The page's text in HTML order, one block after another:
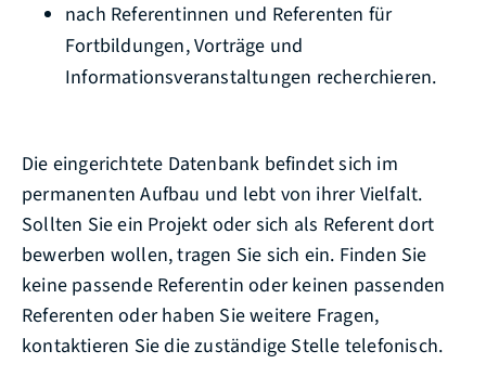
nach Referentinnen und Referenten für
Fortbildungen, Vorträge und
Informationsveranstaltungen recherchieren.
Die eingerichtete Datenbank befindet sich im
permanenten Aufbau und lebt von ihrer Vielfalt.
Sollten Sie ein Projekt oder sich als Referent dort
bewerben wollen, tragen Sie sich ein. Finden Sie
keine passende Referentin oder keinen passenden
Referenten oder haben Sie weitere Fragen,
kontaktieren Sie die zuständige Stelle telefonisch.